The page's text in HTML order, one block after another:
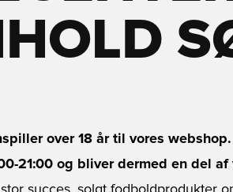
over 18 år til vores
21:00 og bliver dermed en del af